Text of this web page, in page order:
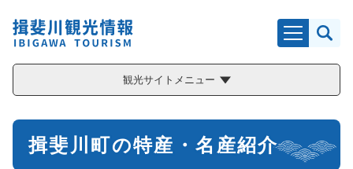
観光サイトメニュー
本
揖斐川町の特産・名産紹介